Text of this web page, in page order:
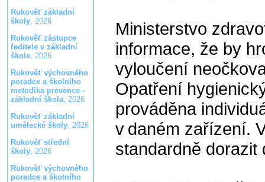
Rukověť základní
školy, 2026
Rukověť zástupce
ředitele v základní
škole, 2026
Rukověť výchovného
poradce a školního
metodika prevence -
základní škola, 2026
Rukověť základní
umělecké školy, 2026
Rukověť střední
školy, 2026
Rukověť výchovného
poradce a školního
Ministerstvo
informace, že by
vyloučení
Opatření
prováděna
v daném zařízení.
standardně